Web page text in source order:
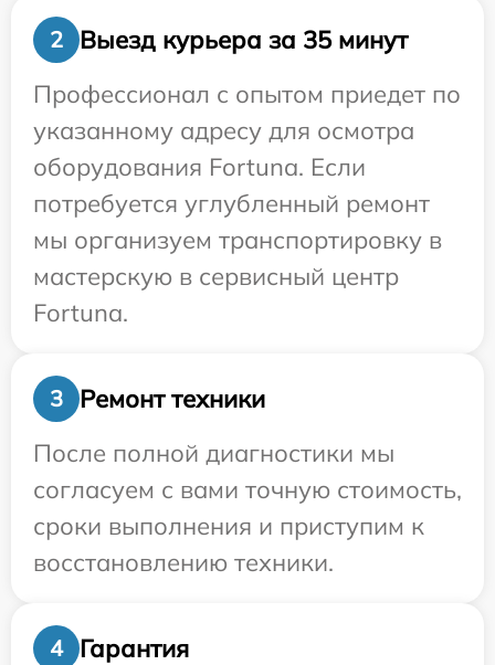
2
Выезд курьера за 35 минут
Профессионал с опытом приедет по
указанному адресу для осмотра
оборудования Fortuna. Если
потребуется углубленный ремонт
мы организуем транспортировку в
мастерскую в сервисный центр
Fortuna.
3
Ремонт техники
После полной диагностики мы
согласуем с вами точную стоимость,
сроки выполнения и приступим к
восстановлению техники.
4 Гарантия